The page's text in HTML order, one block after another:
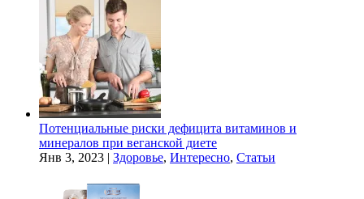
Потенциальные риски дефицита витаминов и
минералов при веганской диете
Янв 3, 2023 | Здоровье, Интересно, Статьи